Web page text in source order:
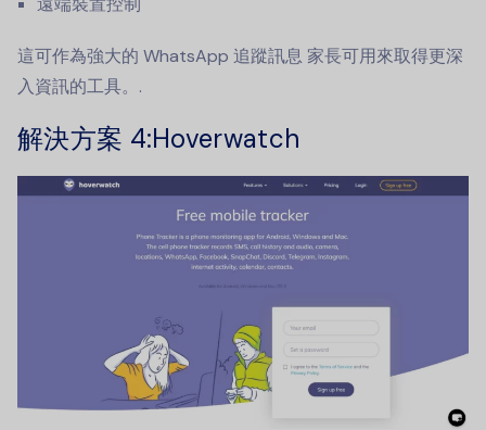
這可作為強大的 WhatsApp 追蹤訊息家長可用來取得更深
入資訊的工具。.
解決方案 4:Hoverwatch